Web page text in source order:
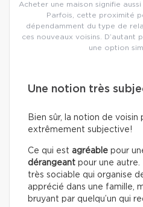
Acheter une maison signifie
Parfois, cette proximité
dépendamment du type de
ces nouveaux voisins. D’autant
une option
Une notion très
Bien sûr, la notion de voisin
extrêmement subjective!
Ce qui est agréable pour
dérangeant pour une autre.
très sociable qui organise
apprécié dans une famille,
bruyant par quelqu’un qui